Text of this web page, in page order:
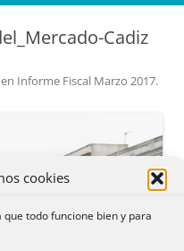
cookies
todo funcione bien y para
Cadiz
en Informe Fiscal Marzo 2017.